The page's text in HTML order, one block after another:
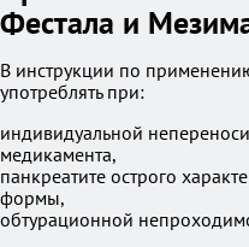
Фестала и
В инструкции по
употреблять при:
индивидуальной
медикамента,
панкреатите острого
формы,
обтурационной